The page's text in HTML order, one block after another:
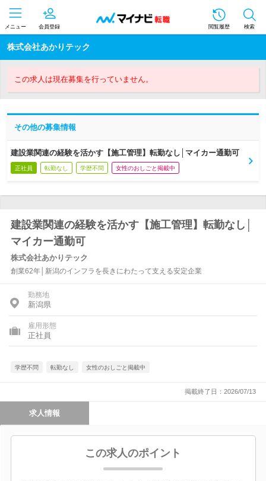
メニュー 会員登録 閲覧履歴 検索
株式会社あかりテック
この求人は現在募集を行っていません。
その他の募集情報
建設業関連の経験を活かす【施工管理】転勤なし│マイカー通勤可
正社員 転勤なし 学歴不問 女性のおしごと掲載中
建設業関連の経験を活かす【施工管理】転勤なし│
マイカー通勤可
株式会社あかりテック
創業62年│新潟のインフラを長きにわたって支える安定企業
勤務地
新潟県
雇用形態
正社員
学歴不問 転勤なし 女性のおしごと掲載中
掲載終了日：2026/07/13
求人情報
この求人のポイント